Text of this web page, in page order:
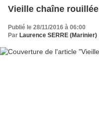
Vieille chaîne rouillée
Publié le 28/11/2016 à 06:00
Par Laurence SERRE (Marinier)